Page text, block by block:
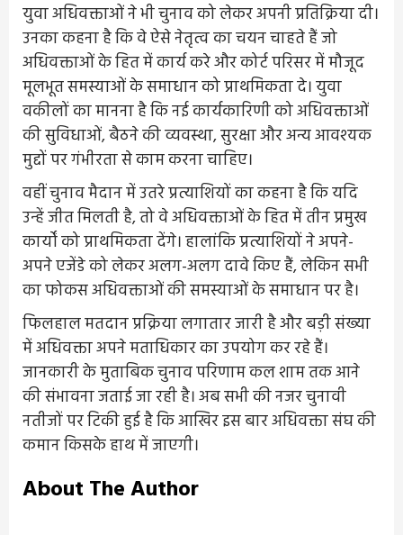
युवा अधिवक्ताओं ने भी चुनाव को लेकर अपनी प्रतिक्रिया दी।
उनका कहना है कि वे ऐसे नेतृत्व का चयन चाहते हैं जो
अधिवक्ताओं के हित में कार्य करे और कोर्ट परिसर में मौजूद
मूलभूत समस्याओं के समाधान को प्राथमिकता दे। युवा
वकीलों का मानना है कि नई कार्यकारिणी को अधिवक्ताओं
की सुविधाओं, बैठने की व्यवस्था, सुरक्षा और अन्य आवश्यक
मुद्दों पर गंभीरता से काम करना चाहिए।
वहीं चुनाव मैदान में उतरे प्रत्याशियों का कहना है कि यदि
उन्हें जीत मिलती है, तो वे अधिवक्ताओं के हित में तीन प्रमुख
कार्यों को प्राथमिकता देंगे। हालांकि प्रत्याशियों ने अपने-
अपने एजेंडे को लेकर अलग-अलग दावे किए हैं, लेकिन सभी
का फोकस अधिवक्ताओं की समस्याओं के समाधान पर है।
फिलहाल मतदान प्रक्रिया लगातार जारी है और बड़ी संख्या
में अधिवक्ता अपने मताधिकार का उपयोग कर रहे हैं।
जानकारी के मुताबिक चुनाव परिणाम कल शाम तक आने
की संभावना जताई जा रही है। अब सभी की नजर चुनावी
नतीजों पर टिकी हुई है कि आखिर इस बार अधिवक्ता संघ की
कमान किसके हाथ में जाएगी।
About The Author